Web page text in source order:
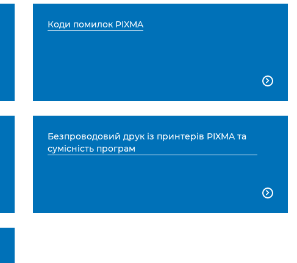
Коди помилок PIXMA

Безпроводовий друк із принтерів PIXMA та
сумісність програм
